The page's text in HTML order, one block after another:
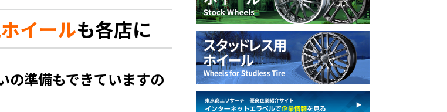
イールも各店に
の準備もできていますの